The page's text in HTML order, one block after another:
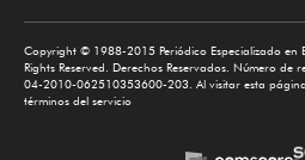
Copyright © 1988-2015 Periódico Especializado en
Rights Reserved. Derechos Reservados. Número de
04-2010-062510353600-203. Al visitar esta
términos del servicio